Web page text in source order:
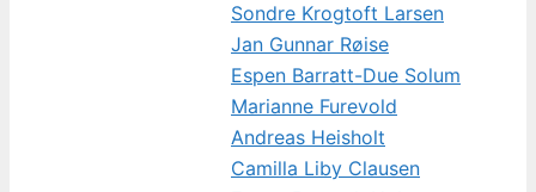
Sondre Krogtoft Larsen
Jan Gunnar Røise
Espen Barratt-Due Solum
Marianne Furevold
Andreas Heisholt
Camilla Liby Clausen